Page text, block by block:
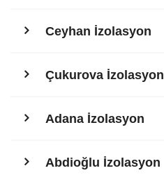
Ceyhan İzolasyon
Çukurova İzolasyon
Adana İzolasyon
Abdioğlu İzolasyon